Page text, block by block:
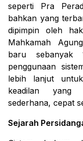
seperti Pra
bahkan yang
dipimpin oleh
Mahkamah
baru sebanyak
penggunaan
lebih lanjut
keadilan yang
sederhana, cepat
Sejarah